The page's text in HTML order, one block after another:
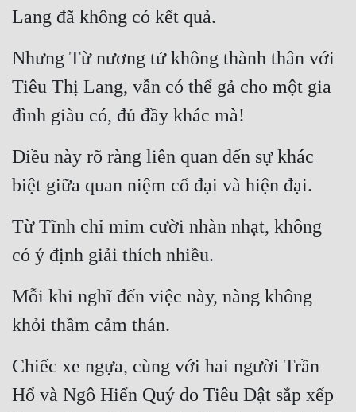
Lang đã không có kết quả.
Nhưng Từ nương tử không thành thân với
Tiêu Thị Lang, vẫn có thể gả cho một gia
đình giàu có, đủ đầy khác mà!
Điều này rõ ràng liên quan đến sự khác
biệt giữa quan niệm cổ đại và hiện đại.
Từ Tĩnh chỉ mỉm cười nhàn nhạt, không
có ý định giải thích nhiều.
Mỗi khi nghĩ đến việc này, nàng không
khỏi thầm cảm thán.
Chiếc xe ngựa, cùng với hai người Trần
Hổ và Ngô Hiển Quý do Tiêu Dật sắp xếp